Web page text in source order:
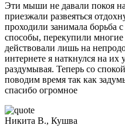
Эти мыши не давали покоя
приезжали развеяться
проходили занимала борьба
способы, перекупили многие
действовали лишь на
интернете я наткнулся на их
раздумывая. Теперь со
поводим время так как
спасибо огромное
Никита В., Кушва